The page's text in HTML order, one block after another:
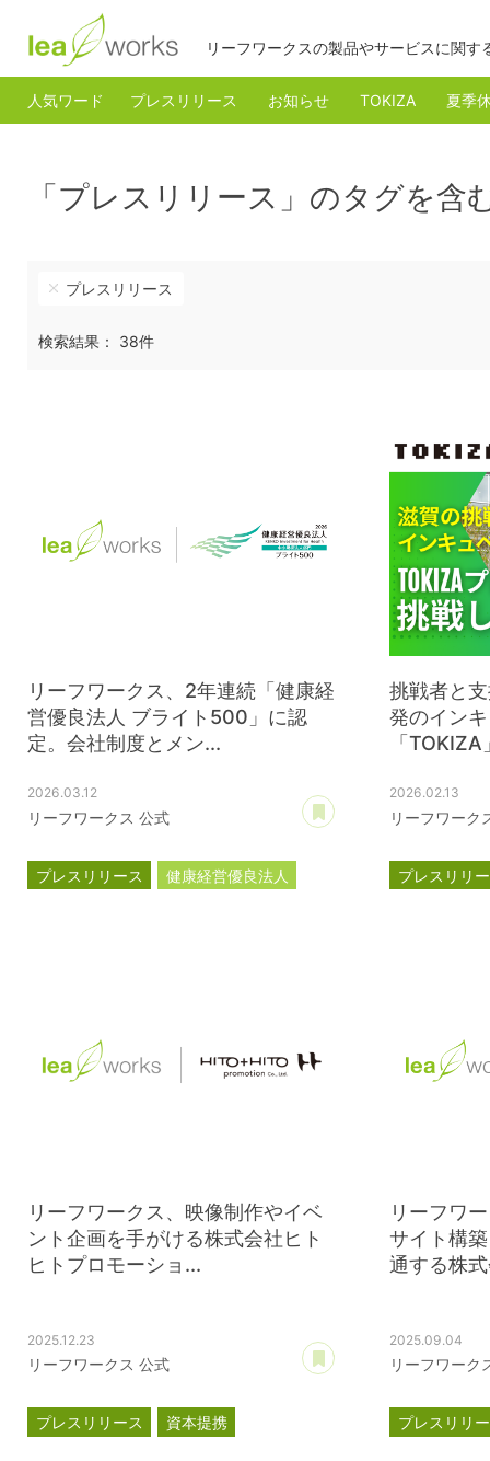
リーフワークスの製品やサービスに関
人気ワード プレスリリース お知らせ TOKIZA 夏季
「プレスリリース」のタグを含
プレスリリース
検索結果： 38件
リーフワークス、2年連続「健康経
営優良法人 ブライト500」に認
定。会社制度とメン...
2026.03.12
リーフワークス 公式
あとで読む
プレスリリース
健康経営優良法人
挑戦者と
発のイン
「
2026.02.13
リーフワーク
プレスリリ
リーフワークス、映像制作やイベ
ント企画を手がける株式会社ヒト
ヒトプロモーショ...
2025.12.23
リーフワークス 公式
あとで読む
プレスリリース
資本提携
リーフワ
サイト構
通する株
2025.09.04
リーフワーク
プレスリリ